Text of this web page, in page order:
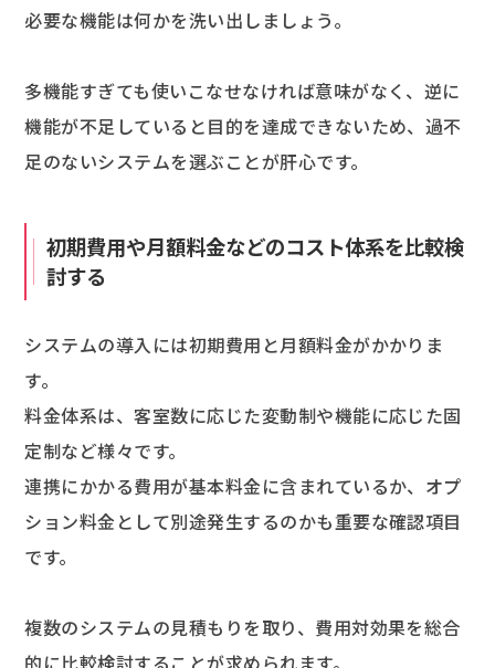
必要な機能は何かを洗い出しましょう。
多機能すぎても使いこなせなければ意味がなく、逆に
機能が不足していると目的を達成できないため、過不
足のないシステムを選ぶことが肝心です。
初期費用や月額料金などのコスト体系を比較検
討する
システムの導入には初期費用と月額料金がかかりま
す。
料金体系は、客室数に応じた変動制や機能に応じた固
定制など様々です。
連携にかかる費用が基本料金に含まれているか、オプ
ション料金として別途発生するのかも重要な確認項目
です。
複数のシステムの見積もりを取り、費用対効果を総合
的に比較検討することが求められます。